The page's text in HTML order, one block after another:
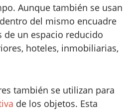
Aunque también se usan
del mismo encuadre
un espacio reducido
hoteles, inmobiliarias,
también se utilizan para
de los objetos. Esta